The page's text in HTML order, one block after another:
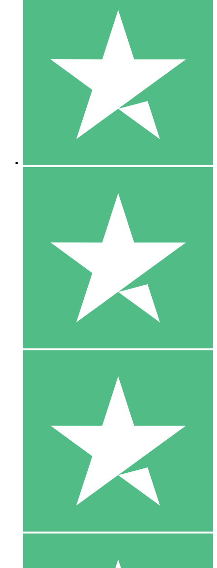
Paquetes de Créditos Individuales
Paga según el uso con créditos de descarga. Sin compromiso
10 00
10 Descargas
20 00